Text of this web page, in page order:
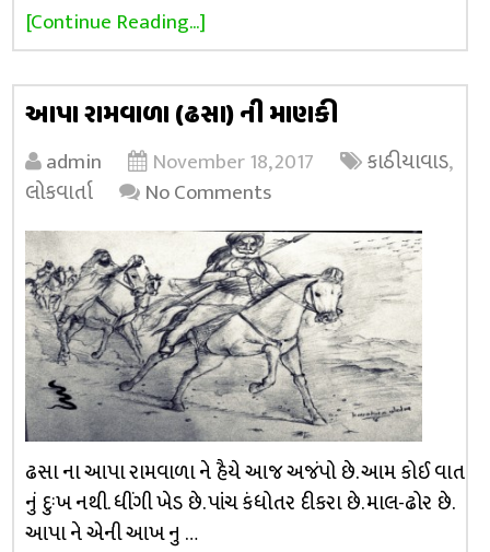
[Continue Reading...]
આપા રામવાળા (ઢસા) ની માણકી
admin November 18, 2017 કાઠીયાવાડ,
લોકવાર્તા
No Comments
ઢસા ના આપા રામવાળા ને હૈયે આજ અજંપો છે. આમ કોઈ વાત
નું દુઃખ નથી. ધીંગી ખેડ છે. પાંચ કંધોતર દીકરા છે. માલ-ઢોર છે.
આપા ને એની આખ નુ …